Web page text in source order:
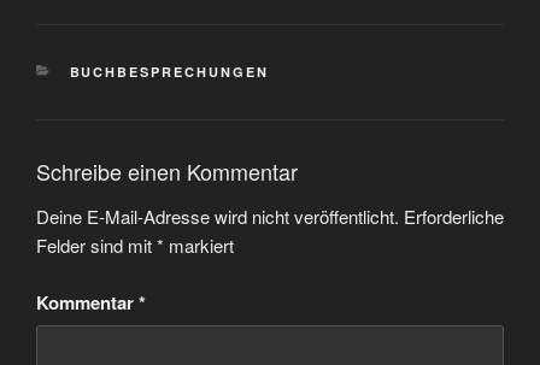
BUCHBESPRECHUNGEN
Schreibe einen Kommentar
Deine E-Mail-Adresse wird nicht veröffentlicht. Erforderliche
Felder sind mit* markiert
Kommentar*